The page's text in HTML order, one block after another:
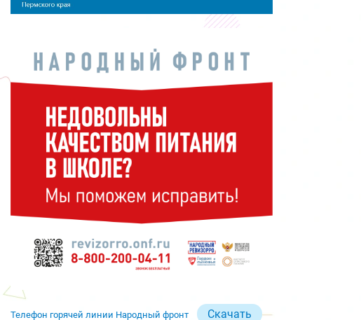
Телефон горячей линии Народный фронт Скачать